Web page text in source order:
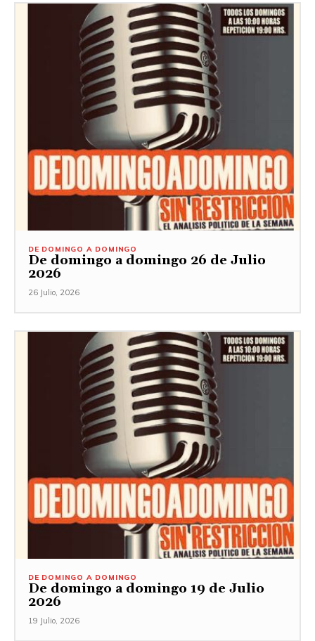
DE DOMINGO A DOMINGO
De domingo a domingo 26 de Julio
2026
26 Julio, 2026
DE DOMINGO A DOMINGO
De domingo a domingo 19 de Julio
2026
19 Julio, 2026